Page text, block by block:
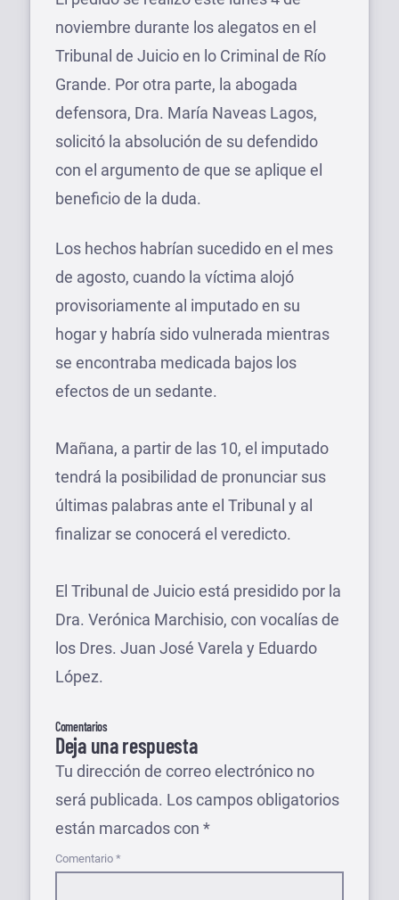
noviembre durante los alegatos en el
Tribunal de Juicio en lo Criminal de Río
Grande. Por otra parte, la abogada
defensora, Dra. María Naveas Lagos,
solicitó la absolución de su defendido
con el argumento de que se aplique el
beneficio de la duda.
Los hechos habrían sucedido en el mes
de agosto, cuando la víctima alojó
provisoriamente al imputado en su
hogar y habría sido vulnerada mientras
se encontraba medicada bajos los
efectos de un sedante.
Mañana, a partir de las 10, el imputado
tendrá la posibilidad de pronunciar sus
últimas palabras ante el Tribunal y al
finalizar se conocerá el veredicto.
El Tribunal de Juicio está presidido por la
Dra. Verónica Marchisio, con vocalías de
los Dres. Juan José Varela y Eduardo
López.
Comentarios
Deja una respuesta
Tu dirección de correo electrónico no
será publicada. Los campos obligatorios
están marcados con *
Comentario *